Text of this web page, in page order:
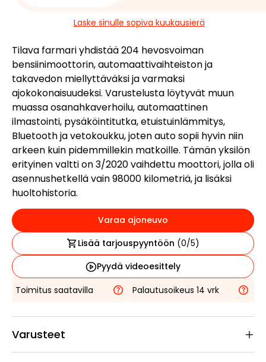
Laske sinulle sopiva kuukausierä
Tilava farmari yhdistää 204 hevosvoiman
bensiinimoottorin, automaattivaihteiston ja
takavedon miellyttäväksi ja varmaksi
ajokokonaisuudeksi. Varustelusta löytyvät muun
muassa osanahkaverhoilu, automaattinen
ilmastointi, pysäköintitutka, etuistuinlämmitys,
Bluetooth ja vetokoukku, joten auto sopii hyvin niin
arkeen kuin pidemmillekin matkoille. Tämän yksilön
erityinen valtti on 3/2020 vaihdettu moottori, jolla oli
asennushetkellä vain 98000 kilometriä, ja lisäksi
huoltohistoria.
Varaa ajoneuvo
Lisää tarjouspyyntöön (0/5)
Pyydä videoesittely
Toimitus saatavilla
Palautusoikeus 14 vrk
Varusteet